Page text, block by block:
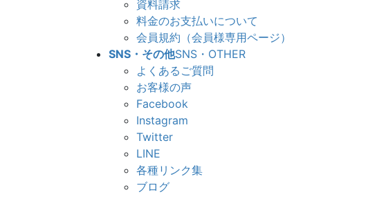
資料請求
料金のお支払いについて
会員規約（会員様専用ページ）
SNS・その他SNS・OTHER
よくあるご質問
お客様の声
Facebook
Instagram
Twitter
LINE
各種リンク集
ブログ